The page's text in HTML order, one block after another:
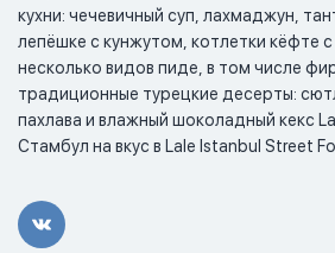
кухни: чечевичный суп, лахмаджун,
лепёшке с кунжутом, котлетки кёфте
несколько видов пиде, в том числе
традиционные турецкие десерты:
пахлава и влажный шоколадный кекс
Стамбул на вкус в Lale Istanbul Street